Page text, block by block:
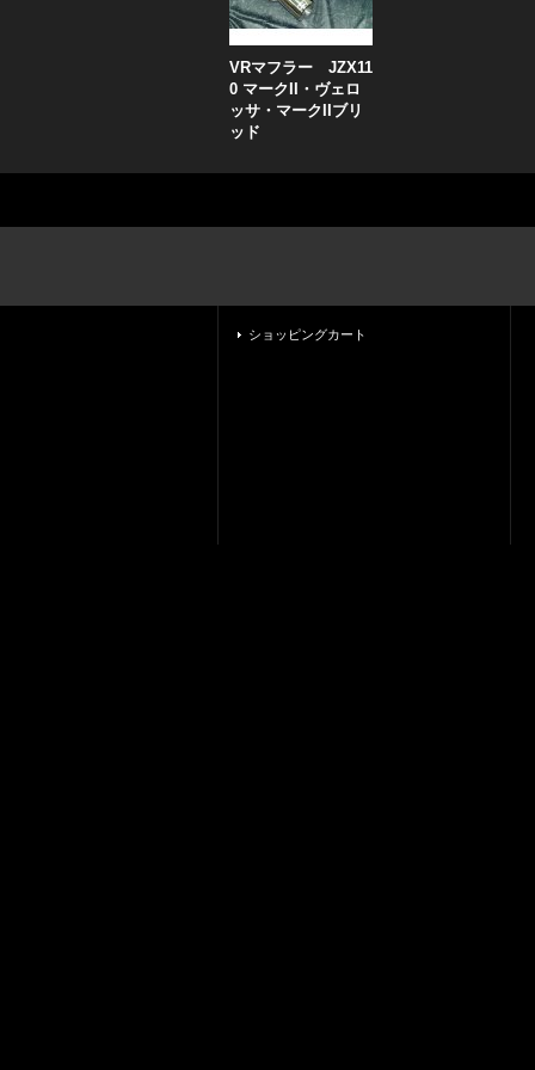
VRマフラー JZX11
0 マークII・ヴェロ
ッサ・マークIIブリ
ッド
ショッピングカート